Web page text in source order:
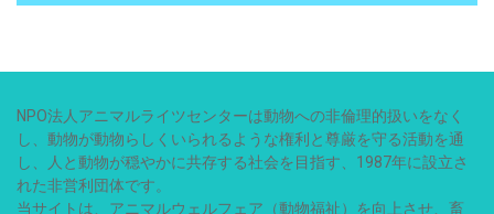
NPO法人アニマルライツセンターは動物への非倫理的扱いをなく
し、動物が動物らしくいられるような権利と尊厳を守る活動を通
し、人と動物が穏やかに共存する社会を目指す、1987年に設立さ
れた非営利団体です。
当サイトは、アニマルウェルフェア（動物福祉）を向上させ、畜